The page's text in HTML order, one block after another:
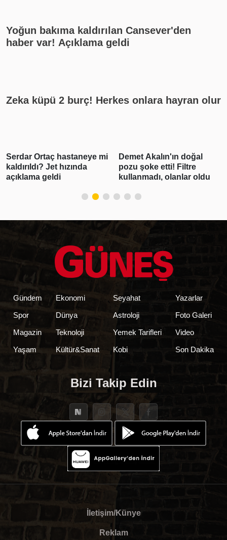
Yoğun bakıma kaldırılan Cansever'den
haber var! Açıklama geldi
Zeka küpü 2 burç! Herkes onlara hayran olur
Demet Akalın'ın doğal
pozu şoke etti! Filtre
kullanmadı, olanlar oldu
Gabar'da günlük petrol
üretimi 83 bin 300 varile
ulaşarak rekor kırdı
Gündem
Spor
Magazin
Yaşam
Ekonomi
Dünya
Teknoloji
Kültür&Sanat
Seyahat
Astroloji
Yemek Tarifleri
Kobi
Yazarlar
Foto Galeri
Video
Son Dakika
Bizi Takip Edin
İletişim/Künye
Reklam